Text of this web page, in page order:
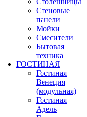
Столешницы
Стеновые
панели
Мойки
Смесители
Бытовая
техника
ГОСТИНАЯ
Гостиная
Венеция
(модульная)
Гостиная
Адель